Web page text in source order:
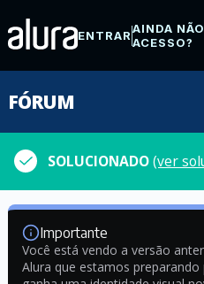
ENTRARAINDA
ACESSO?
FÓRUM
SOLUCIONADO(ver
Importante
Você está vendo a versão
Alura que estamos preparando